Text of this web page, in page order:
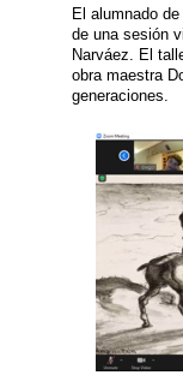
El alumnado
de una sesión
Narváez. El
obra maestra
generaciones.